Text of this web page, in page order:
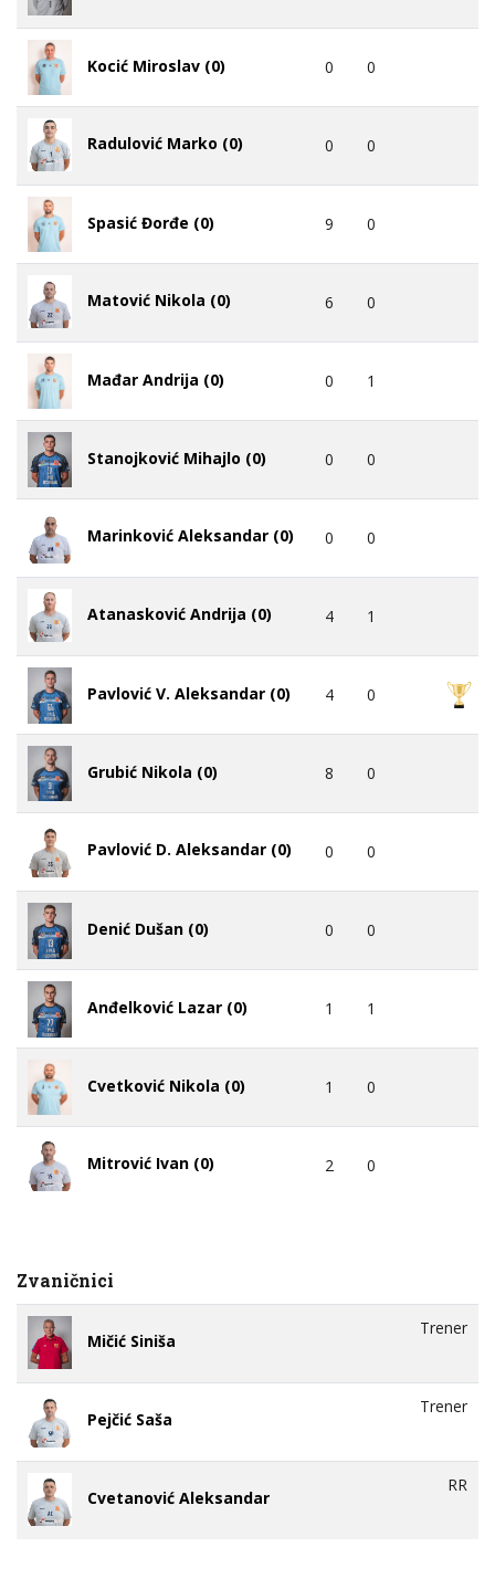
Kocić Miroslav (0) 0 0
Radulović Marko (0) 0 0
Spasić Đorđe (0) 9 0
Matović Nikola (0) 6 0
Mađar Andrija (0) 0 1
Stanojković Mihajlo (0) 0 0
Marinković Aleksandar (0) 0 0
Atanasković Andrija (0) 4 1
Pavlović V. Aleksandar (0) 4 0
Grubić Nikola (0) 8 0
Pavlović D. Aleksandar (0) 0 0
Denić Dušan (0) 0 0
Anđelković Lazar (0) 1 1
Cvetković Nikola (0) 1 0
Mitrović Ivan (0) 2 0
Zvaničnici
Mičić Siniša
Trener
Pejčić Saša
Trener
Cvetanović Aleksandar
RR